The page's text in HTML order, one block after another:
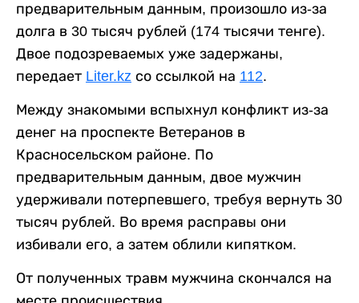
предварительным данным, произошло из-за
долга в 30 тысяч рублей (174 тысячи тенге).
Двое подозреваемых уже задержаны,
передает Liter.kz со ссылкой на 112.
Между знакомыми вспыхнул конфликт из-за
денег на проспекте Ветеранов в
Красносельском районе. По
предварительным данным, двое мужчин
удерживали потерпевшего, требуя вернуть 30
тысяч рублей. Во время расправы они
избивали его, а затем облили кипятком.
От полученных травм мужчина скончался на